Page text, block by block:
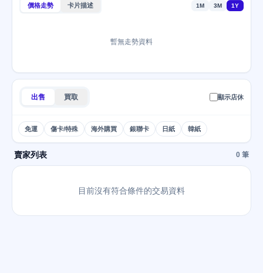
價格走勢 卡片描述 1M 3M 1Y
暫無走勢資料
出售 買取 顯示店休
免運 傷卡/特殊 海外購買 銀聯卡 日紙 韓紙
賣家列表 0 筆
目前沒有符合條件的交易資料